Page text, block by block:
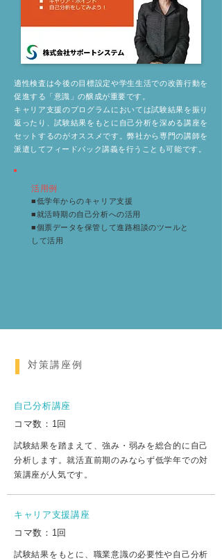
適性検査は今後の目標設定や学生生活での改善行動を
促進する「意識」の醸成が重要です。
キャリア支援のプログラムにおいては試験結果を振り
返ったり、試験結果をもとに自己分析を深める講座を
セットするのがオススメです。弊社から専門の講師を
派遣してフィードバック講義を行うことも可能です。
活用例
■低学年からのキャリア支援
■就活時期の自己分析への活用
■個票データを保管して進路相談のツールと
して活用
対策講座例
自己分析講座
コマ数：1回
試験結果を踏まえて、強み・弱みを総合的に自己
分析します。就活直前期のみならず低学年での対
策講座が人気です。
キャリア支援講座
コマ数：1回
試験結果をもとに、職業意識の必要性や自己分析